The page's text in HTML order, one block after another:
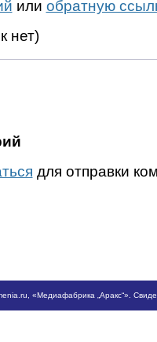
или обратную
нет)
для отправки
, «Медиафабрика „Аракс“».